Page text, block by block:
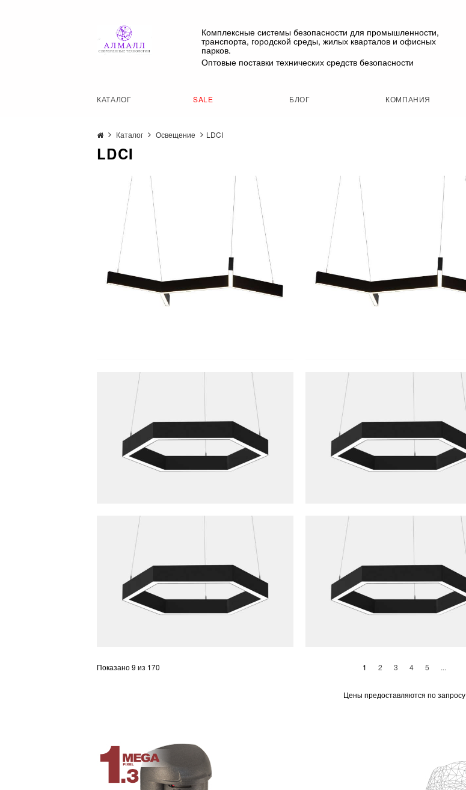
Комплексные системы безопасности для промышленности,
транспорта, городской среды, жилых кварталов и офисных
парков.
Оптовые поставки технических средств безопасности
КАТАЛОГ SALE БЛОГ КОМПАНИЯ
Каталог Освещение LDCI
LDCI
Показано 9 из 170 1 (current)
2 3 4 5 ...
Цены предоставляются по запросу